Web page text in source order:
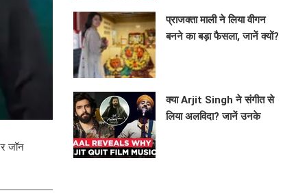
जॉन
प्राजक्ता माली ने लिया वीगन
बनने का बड़ा फैसला, जानें क्यों?
क्या Arjit Singh ने संगीत से
लिया अलविदा? जानें उनके